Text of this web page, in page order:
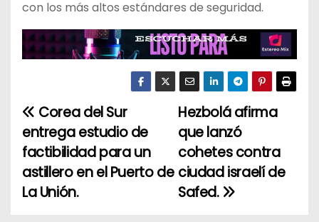
con los más altos estándares de seguridad.
N
a
v
Hezbolá afirma
que lanzó
cohetes contra
ciudad israelí de
Safed.
Corea del Sur
entrega estudio de
factibilidad para un
astillero en el Puerto de
La Unión.